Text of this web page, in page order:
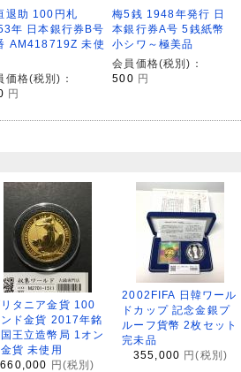
退助 100円札
年 日本銀行券B号
AM418719Z 未使
価格(税別)：
円
梅5銭 1948年発行 日
本銀行券A号 5銭紙幣
小シワ～極美品
会員価格(税別)：
500 円
リタニア金貨 100
ンド金貨 2017年銘
王立造幣局 1オン
金貨 未使用
660,000
円(税別)
2002FIFA 日韓ワール
ドカップ 記念金銀プ
ルーフ貨幣 2枚セット
完未品
355,000 円(税別)